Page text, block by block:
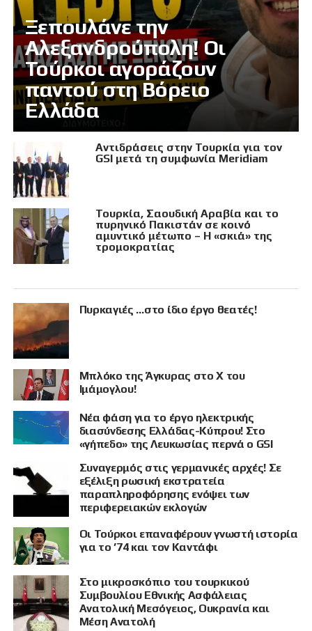
Ξεπουλάνε την
Αλεξανδρούπολη! Οι
Τούρκοι αγοράζουν
παντού στη Βόρειο
Ελλάδα
Αντιδράσεις στην Τουρκία για τον
GSI μετά τη συμφωνία Meridiam
Τουρκία, Σαουδική Αραβία και το
πυρηνικό Πακιστάν σε κοινό
αμυντικό μέτωπο – Η «σκιά» της
τρομοκρατίας
Πυρκαγιές …στο ίδιο έργο θεατές!
Μπλόκο της Άγκυρας στο X του
Ιμάμογλου!
Νέα φάση για το έργο ηλεκτρικής
διασύνδεσης Ελλάδας-Κύπρου! Στο
«γήπεδο» της Λευκωσίας περνά ο GSI
Συναγερμός στις γερμανικές αρχές! Σε
εξέλιξη ρωσική εκστρατεία
παραπληροφόρησης ενόψει των
περιφερειακών εκλογών
Οι Τούρκοι επαναφέρουν γνωστή ιστορία
για το ’74 και τον Καντάφι
Στο μικροσκόπιο του τουρκικού
Συμβουλίου Εθνικής Ασφάλειας
Ανατολική Μεσόγειος, Ουκρανία και
Μέση Ανατολή